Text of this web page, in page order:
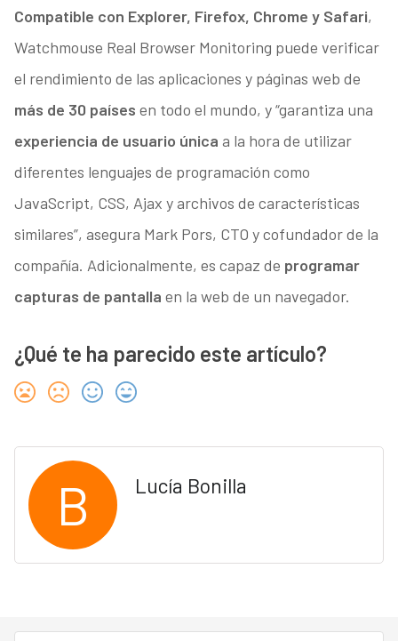
Compatible con Explorer, Firefox, Chrome y Safari,
Watchmouse Real Browser Monitoring puede verificar
el rendimiento de las aplicaciones y páginas web de
más de 30 países en todo el mundo, y “garantiza una
experiencia de usuario única a la hora de utilizar
diferentes lenguajes de programación como
JavaScript, CSS, Ajax y archivos de características
similares”, asegura Mark Pors, CTO y cofundador de la
compañía. Adicionalmente, es capaz de programar
capturas de pantalla en la web de un navegador.
¿Qué te ha parecido este artículo?
B Lucía Bonilla